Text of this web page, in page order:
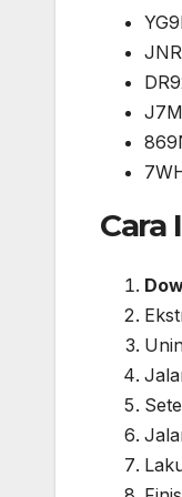
Cara